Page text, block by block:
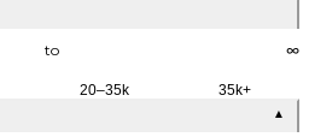
to ∞
20–35k 35k+
▲